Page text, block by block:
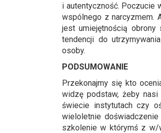
i autentyczność. Poczucie
wspólnego z narcyzmem.
jest umiejętnością obrony
tendencji do
osoby.
PODSUMOWANIE
Przekonajmy się kto
widzę podstaw, żeby
świecie instytutach czy
wieloletnie
szkolenie w którymś z w/